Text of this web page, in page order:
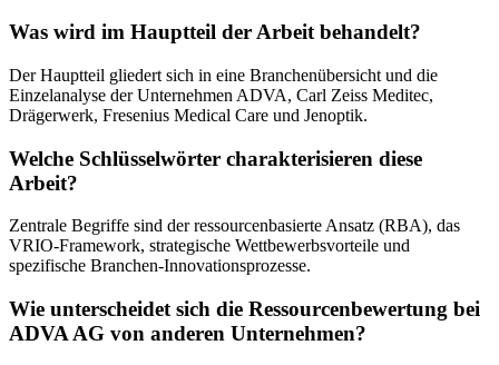
Was wird im Hauptteil der Arbeit behandelt?
Der Hauptteil gliedert sich in eine Branchenübersicht und die
Einzelanalyse der Unternehmen ADVA, Carl Zeiss Meditec,
Drägerwerk, Fresenius Medical Care und Jenoptik.
Welche Schlüsselwörter charakterisieren diese
Arbeit?
Zentrale Begriffe sind der ressourcenbasierte Ansatz (RBA), das
VRIO-Framework, strategische Wettbewerbsvorteile und
spezifische Branchen-Innovationsprozesse.
Wie unterscheidet sich die Ressourcenbewertung bei
ADVA AG von anderen Unternehmen?